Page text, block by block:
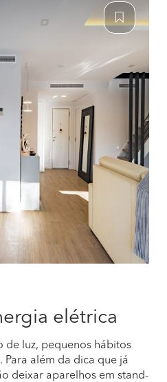
elétrica
de luz, pequenos hábitos
além da dica que já
deixar aparelhos em stand-